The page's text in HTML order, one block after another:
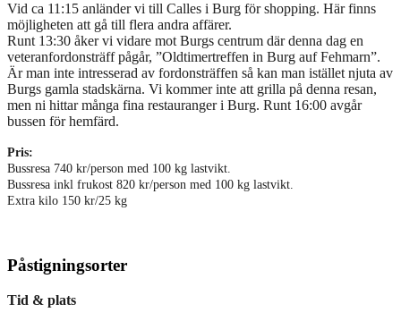
Vid ca 11:15 anländer vi till Calles i Burg för shopping. Här finns
möjligheten att gå till flera andra affärer.
Runt 13:30 åker vi vidare mot Burgs centrum där denna dag en
veteranfordonsträff pågår, ”Oldtimertreffen in Burg auf Fehmarn”.
Är man inte intresserad av fordonsträffen så kan man istället njuta av
Burgs gamla stadskärna. Vi kommer inte att grilla på denna resan,
men ni hittar många fina restauranger i Burg. Runt 16:00 avgår
bussen för hemfärd.
Pris:
Bussresa 740 kr/person med 100 kg lastvikt.
Bussresa inkl frukost 820 kr/person med 100 kg lastvikt.
Extra kilo 150 kr/25 kg
Påstigningsorter
Tid & plats